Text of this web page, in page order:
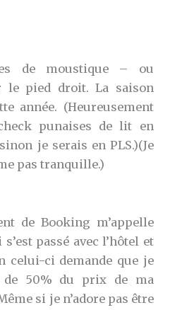
de moustique – ou
le pied droit. La saison
année. (Heureusement
punaises de lit en
je serais en PLS.)(Je
pas tranquille.)
de Booking m’appelle
passé avec l’hôtel et
celui-ci demande que je
de 50% du prix de ma
si je n’adore pas être